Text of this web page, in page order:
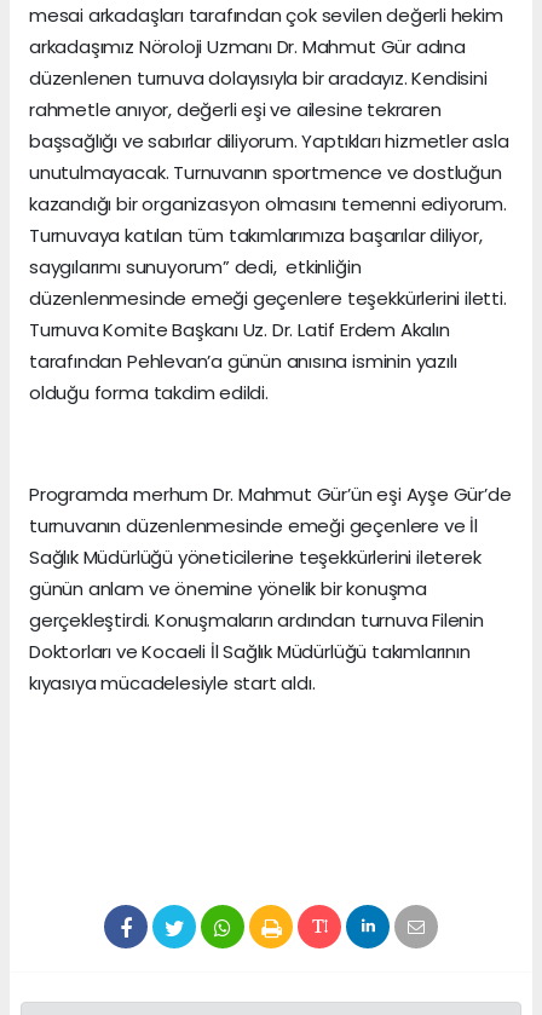
mesai arkadaşları tarafından çok sevilen değerli hekim
arkadaşımız Nöroloji Uzmanı Dr. Mahmut Gür adına
düzenlenen turnuva dolayısıyla bir aradayız. Kendisini
rahmetle anıyor, değerli eşi ve ailesine tekraren
başsağlığı ve sabırlar diliyorum. Yaptıkları hizmetler asla
unutulmayacak. Turnuvanın sportmence ve dostluğun
kazandığı bir organizasyon olmasını temenni ediyorum.
Turnuvaya katılan tüm takımlarımıza başarılar diliyor,
saygılarımı sunuyorum” dedi, etkinliğin
düzenlenmesinde emeği geçenlere teşekkürlerini iletti.
Turnuva Komite Başkanı Uz. Dr. Latif Erdem Akalın
tarafından Pehlevan’a günün anısına isminin yazılı
olduğu forma takdim edildi.
Programda merhum Dr. Mahmut Gür’ün eşi Ayşe Gür’de
turnuvanın düzenlenmesinde emeği geçenlere ve İl
Sağlık Müdürlüğü yöneticilerine teşekkürlerini ileterek
günün anlam ve önemine yönelik bir konuşma
gerçekleştirdi. Konuşmaların ardından turnuva Filenin
Doktorları ve Kocaeli İl Sağlık Müdürlüğü takımlarının
kıyasıya mücadelesiyle start aldı.